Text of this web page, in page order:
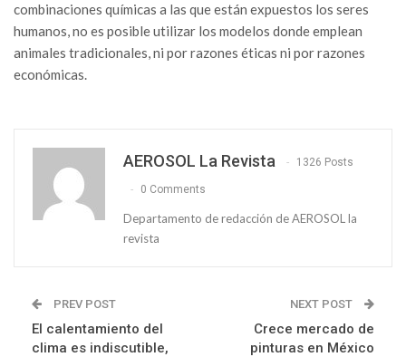
combinaciones químicas a las que están expuestos los seres
humanos, no es posible utilizar los modelos donde emplean
animales tradicionales, ni por razones éticas ni por razones
económicas.
AEROSOL La Revista 1326 Posts
0 Comments
Departamento de redacción de AEROSOL la
revista
PREV POST
El calentamiento del
clima es indiscutible,
NEXT POST
Crece mercado de
pinturas en México